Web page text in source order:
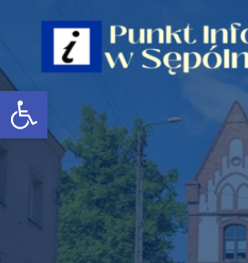
Open toolbar